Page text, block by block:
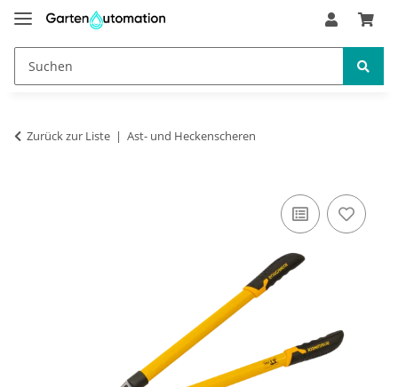
Zurück zur Liste Ast- und Heckenscheren